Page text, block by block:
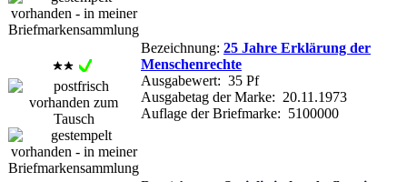
Bezeichnung: 25 Jahre Erklärung der
Menschenrechte
Ausgabewert: 35 Pf
Ausgabetag der Marke: 20.11.1973
Auflage der Briefmarke: 5100000